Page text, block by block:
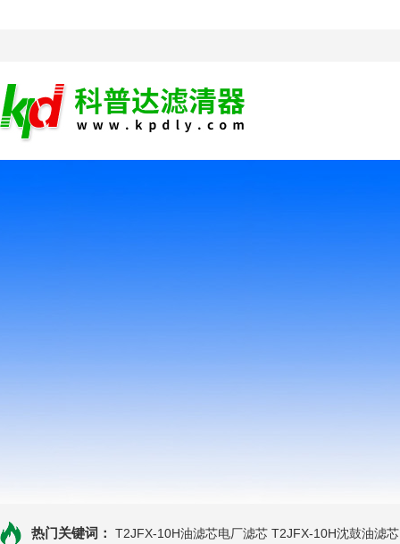
热门关键词： T2JFX-10H油滤芯电厂滤芯 T2JFX-10H沈鼓油滤芯